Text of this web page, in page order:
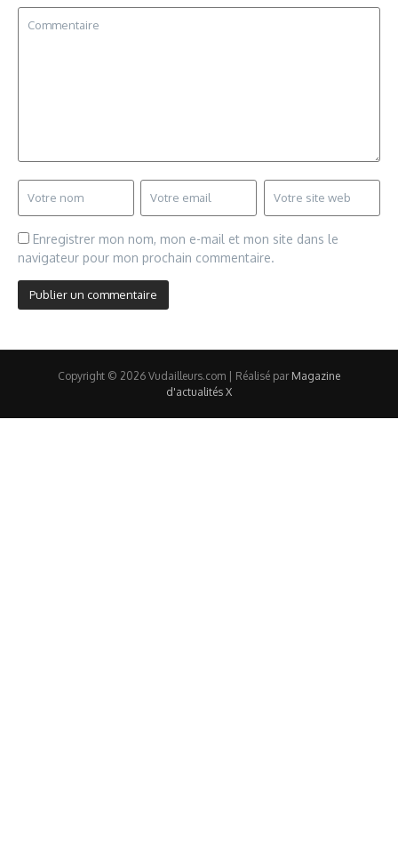
Enregistrer mon nom, mon e-mail et mon site dans le
navigateur pour mon prochain commentaire.
Copyright © 2026 Vudailleurs.com | Réalisé par Magazine
d'actualités X